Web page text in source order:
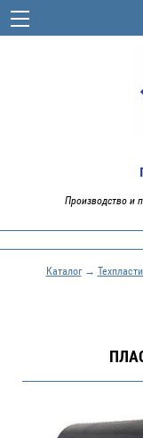
Производство и
Каталог→